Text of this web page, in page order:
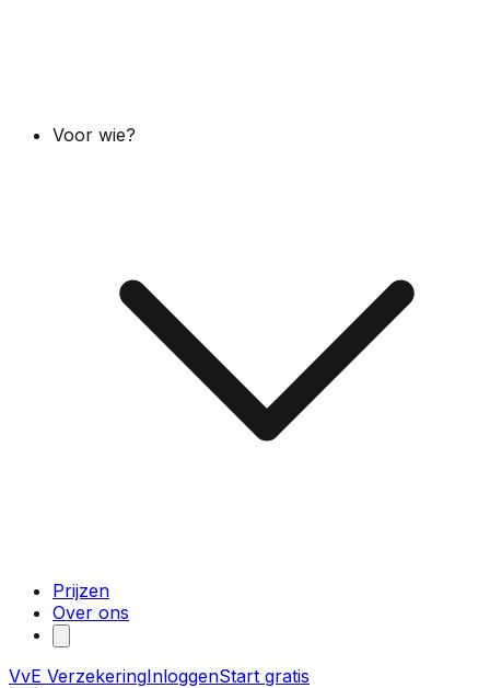
Voor wie?
Prijzen
Over ons
VvE VerzekeringInloggenStart gratis